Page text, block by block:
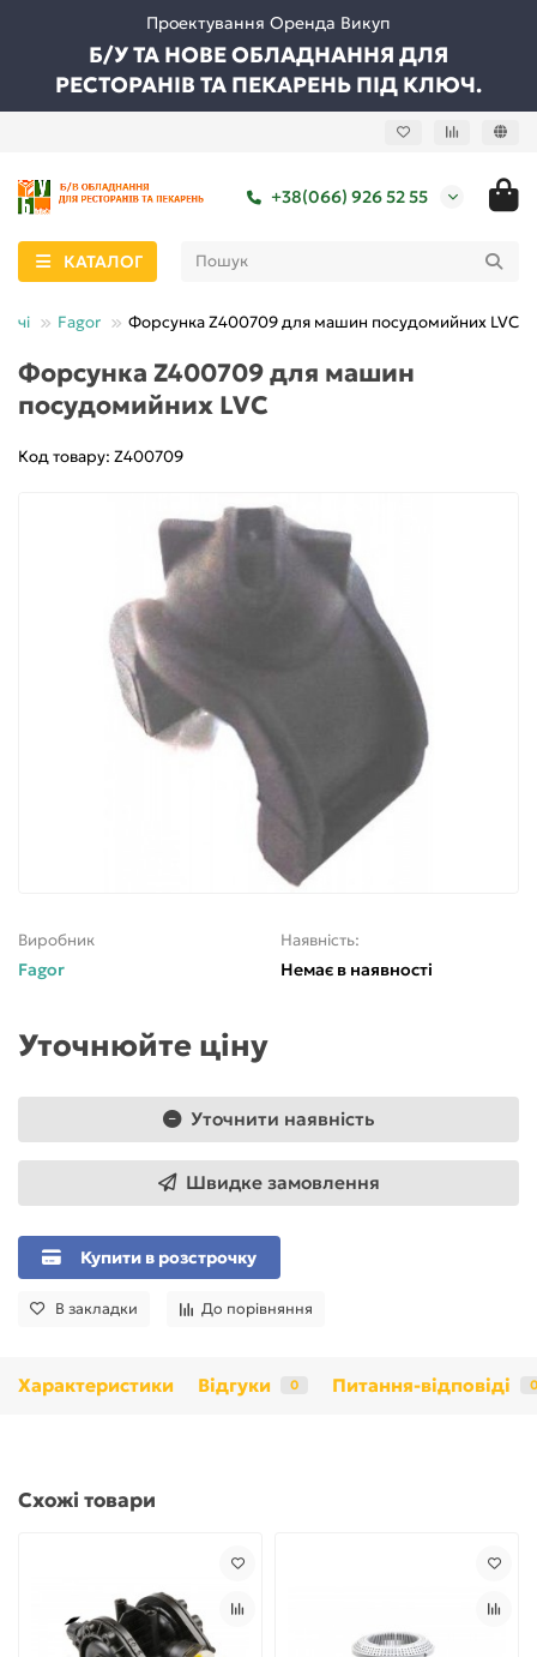
Проектування Оренда Викуп
Б/У ТА НОВЕ ОБЛАДНАННЯ ДЛЯ
РЕСТОРАНІВ ТА ПЕКАРЕНЬ ПІД КЛЮЧ.
+38(066) 926 52 55
КАТАЛОГ
Fagor Форсунка Z400709 для машин посудомийних LVC
Форсунка Z400709 для машин
посудомийних LVC
Код товару: Z400709
Виробник
Fagor
Наявність:
Немає в наявності
Уточнюйте ціну
Уточнити наявність
Швидке замовлення
Купити в розстрочку
В закладки До порівняння
Характеристики Відгуки 0 Питання-відповіді 0
Схожі товари